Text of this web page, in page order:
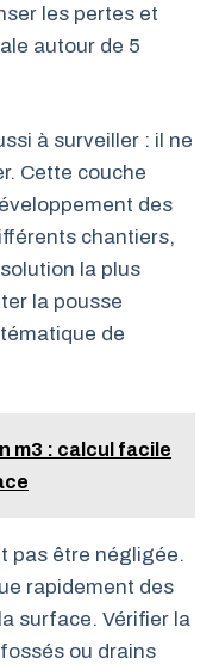
les pertes et
autour de 5
à surveiller : il ne
Cette couche
des
chantiers,
la plus
la pousse
de
m3 : calcul facile
pas être négligée.
rapidement des
surface. Vérifier la
ou drains